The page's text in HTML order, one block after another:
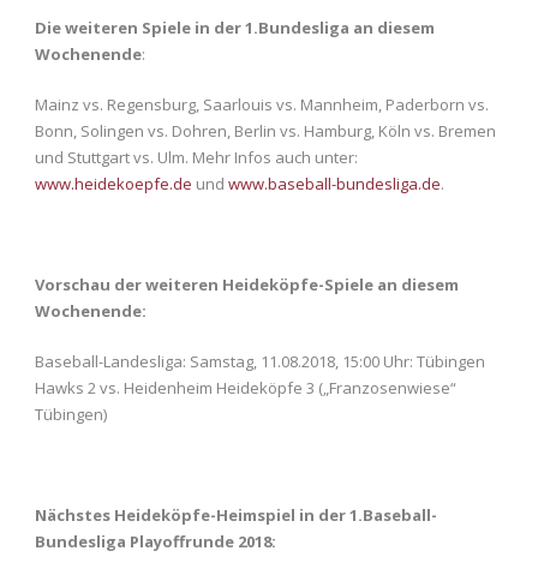
Die weiteren Spiele in der 1.Bundesliga an diesem
Wochenende:
Mainz vs. Regensburg, Saarlouis vs. Mannheim, Paderborn vs.
Bonn, Solingen vs. Dohren, Berlin vs. Hamburg, Köln vs. Bremen
und Stuttgart vs. Ulm. Mehr Infos auch unter:
www.heidekoepfe.de und www.baseball-bundesliga.de.
Vorschau der weiteren Heideköpfe-Spiele an diesem
Wochenende:
Baseball-Landesliga: Samstag, 11.08.2018, 15:00 Uhr: Tübingen
Hawks 2 vs. Heidenheim Heideköpfe 3 („Franzosenwiese“
Tübingen)
Nächstes Heideköpfe-Heimspiel in der 1.Baseball-
Bundesliga Playoffrunde 2018: